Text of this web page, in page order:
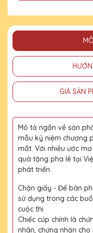
GIÁ SẢN
Mô tả ngắn về sản
mẫu kỷ niệm chương
mắt. Với nhiều ước
quà tặng pha lê tại
phát triển
Chặn giấy - Để bàn
sử dụng trong các
cuộc thi.
Chiếc cúp chính là
nhân, chứng nhận